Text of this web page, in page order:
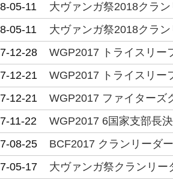
05-11
大ヴァンガ祭2018クラ
05-11
大ヴァンガ祭2018クラ
12-28
WGP2017 トライスリー
12-21
WGP2017 トライスリー
12-21
WGP2017 ファイターズ
11-22
WGP2017 6国家支部長
08-25
BCF2017 クランリーダ
05-17
大ヴァンガ祭クランリ